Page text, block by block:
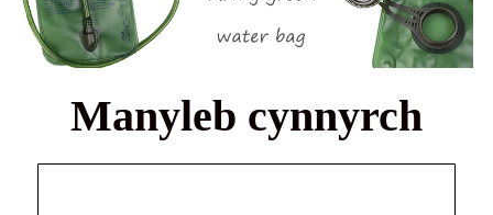
Manyleb cynnyrch